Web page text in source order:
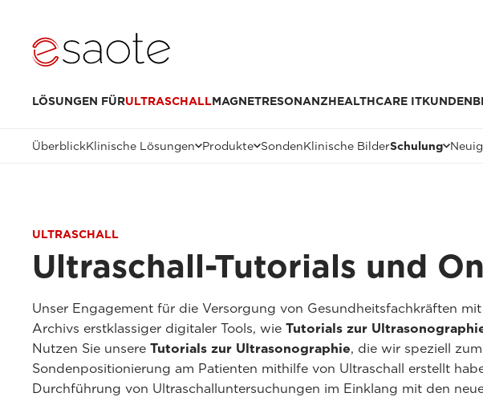
LÖSUNGEN FÜRULTRASCHALLMAGNETRESONANZHEALTHCARE IT
ÜberblickKlinische Lösungen Produkte SondenKlinische BilderSchulung
ULTRASCHALL
Ultraschall-Tutorials und
Unser Engagement für die Versorgung von Gesundheitsfachkräften mit
Archivs erstklassiger digitaler Tools, wie Tutorials zur
Nutzen Sie unsere Tutorials zur Ultrasonographie, die wir speziell
Sondenpositionierung am Patienten mithilfe von Ultraschall erstellt
Durchführung von Ultraschalluntersuchungen im Einklang mit den